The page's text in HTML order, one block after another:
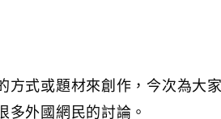
方式或題材來創作，今次為大
多外國網民的討論。